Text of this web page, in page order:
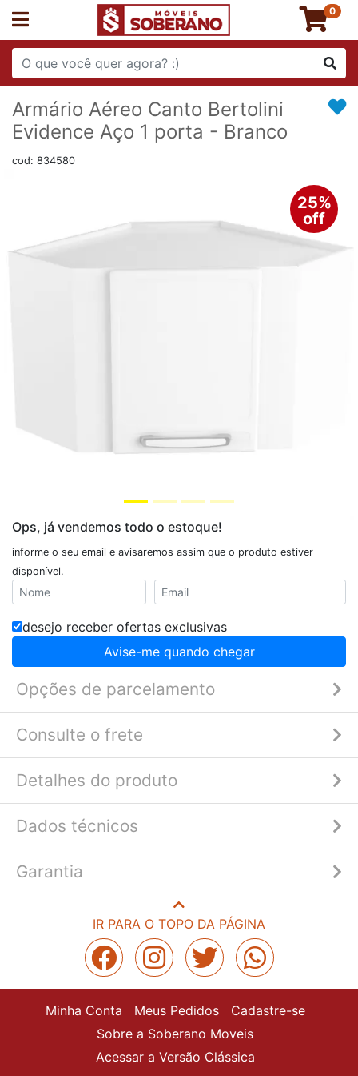
0
Armário Aéreo Canto Bertolini
Evidence Aço 1 porta - Branco
cod: 834580
25%
off
Ops, já vendemos todo o estoque!
informe o seu email e avisaremos assim que o produto estiver
disponível.
desejo receber ofertas exclusivas
Avise-me quando chegar
Opções de parcelamento
Consulte o frete
Detalhes do produto
Dados técnicos
Garantia
IR PARA O TOPO DA PÁGINA
Minha Conta Meus Pedidos
Cadastre-se
Sobre a Soberano Moveis
Acessar a Versão Clássica